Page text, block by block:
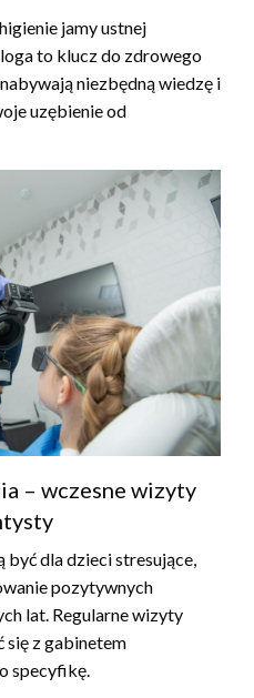
jamy ustnej
to klucz do zdrowego
niezbędną wiedzę i
uzębienie od
– wczesne wizyty
dla dzieci stresujące,
pozytywnych
lat. Regularne wizyty
się z gabinetem
specyfikę.